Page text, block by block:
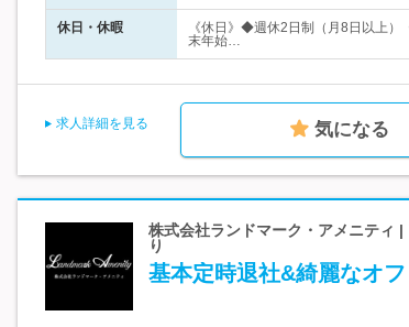
休日・休暇
《休日》◆週休2日制（月8日以上
末年始…
求人詳細を見る 気になる
株式会社ランドマーク・アメニティ
り
基本定時退社&綺麗なオ